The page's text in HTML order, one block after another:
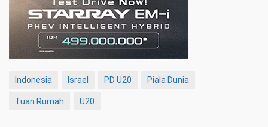
Indonesia Israel PD U20 Piala Dunia
Tuan Rumah U20